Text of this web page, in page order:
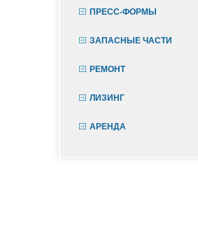
ПРЕСС-ФОРМЫ
ЗАПАСНЫЕ ЧАСТИ
РЕМОНТ
ЛИЗИНГ
АРЕНДА